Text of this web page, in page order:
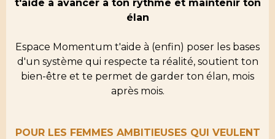
t'aide à avancer à ton rythme et maintenir ton
élan
Espace Momentum t'aide à (enfin) poser les bases
d'un système qui respecte ta réalité, soutient ton
bien-être et te permet de garder ton élan, mois
après mois.
POUR LES FEMMES AMBITIEUSES QUI VEULENT